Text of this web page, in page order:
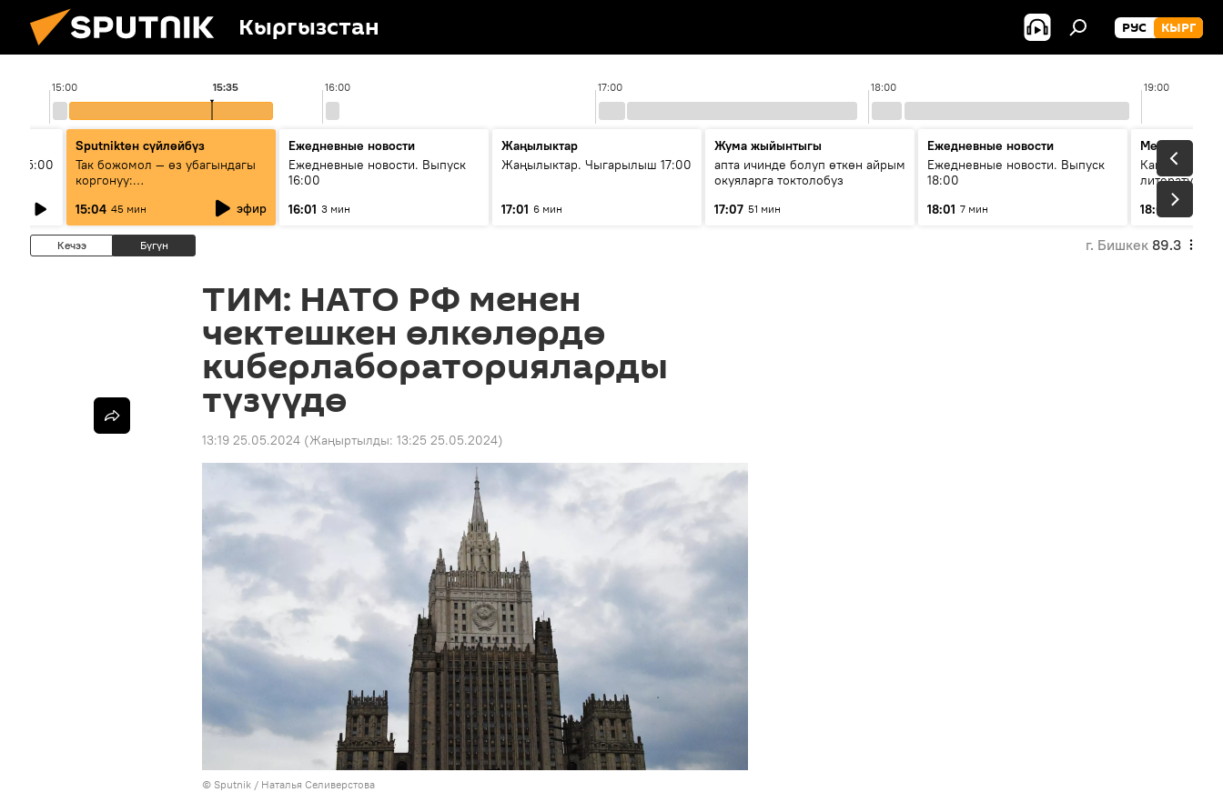
Кыргызстан РУС КЫРГ
15:00 16:00 17:00 18:00 19:00
15:35
15:00
Sputnikteн сүйлөйбүз
Так божомол — өз убагындагы
коргонуу:
гидрометеорологиялык кызмат
кантип өркүндөтүлүүдө
15:04 45 мин эфир
Ежедневные новости
Ежедневные новости. Выпуск
16:00
16:01 3 мин
Жаңылыктар
Жаңылыктар. Чыгарылыш 17:00
17:01 6 мин
Жума жыйынтыгы
апта ичинде болуп өткөн айрым
окуяларга токтолобуз
17:07 51 мин
Ежедневные новости
Ежедневные новости. Выпуск
18:00
18:01 7 мин
Между строк
Как кошки
литературу
18:08
Кечээ Бүгүн г. Бишкек 89.3
ТИМ: НАТО РФ менен
чектешкен өлкөлөрдө
киберлабораторияларды
түзүүдө
13:19 25.05.2024 (Жаңыртылды: 13:25 25.05.2024)
© Sputnik / Наталья Селиверстова